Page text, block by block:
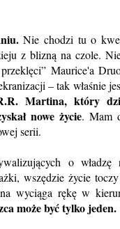
Nie chodzi tu o
z blizną na czole.
Maurice'a
– tak właśnie
Martina, który
nowe życie. Mam
serii.
o władzę
wszędzie życie
wyciąga rękę w
może być tylko jeden.